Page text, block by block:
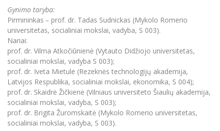
Mokslo naujienos
Kasmetiniai mokslo renginiai
Tarptautiškumas
Studentams
Studentams
Darbuotojams
Partnerystės
Darbuotojams
Partnerystės
Azijos centras
Darnus vystymasis
Privatumo politika
Negalia ir individualieji poreikiai
Viešai skelbiama informacija
Doktorantūros studijos
Privačių interesų deklaravimas
Informacija naujiems darbuotojams
Studijų Moodle (studijų vykdymui)
Darbuotojų Moodle (kompetencijų tobulinimui)
Studijų tvarkaraštis
Informacinė sistema "Studijos"
Gynimo taryba:
Pirmininkas – prof. dr. Tadas Sudnickas (Mykolo Romerio
universitetas, socialiniai mokslai, vadyba, S 003).
Nariai:
prof. dr. Vilma Atkočiūnienė (Vytauto Didžiojo universitetas,
socialiniai mokslai, vadyba S 003);
prof. dr. Iveta Mietule (Rezeknės technologijų akademija,
Latvijos Respublika, socialiniai mokslai, ekonomika, S 004);
prof. dr. Skaidrė Žičkienė (Vilniaus universiteto Šiaulių akademija,
socialiniai mokslai, vadyba, S 003);
prof. dr. Brigita Žuromskaitė (Mykolo Romerio universitetas,
socialiniai mokslai, vadyba, S 003).